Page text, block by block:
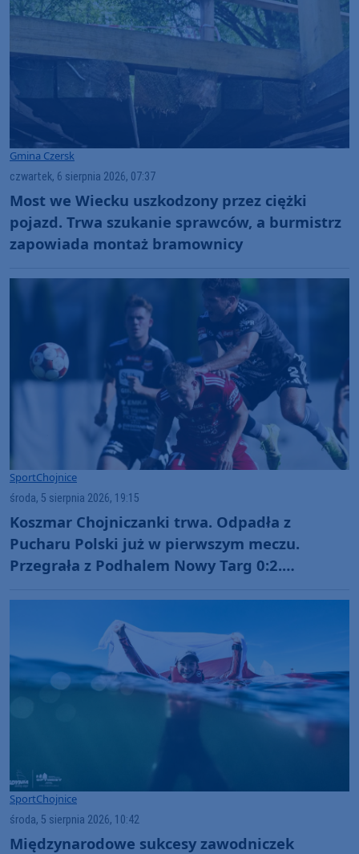
Gmina Czersk
czwartek, 6 sierpnia 2026, 07:37
Most we Wiecku uszkodzony przez ciężki
pojazd. Trwa szukanie sprawców, a burmistrz
zapowiada montaż bramownicy
SportChojnice
środa, 5 sierpnia 2026, 19:15
Koszmar Chojniczanki trwa. Odpadła z
Pucharu Polski już w pierwszym meczu.
Przegrała z Podhalem Nowy Targ 0:2.
SportChojnice
środa, 5 sierpnia 2026, 10:42
Międzynarodowe sukcesy zawodniczek